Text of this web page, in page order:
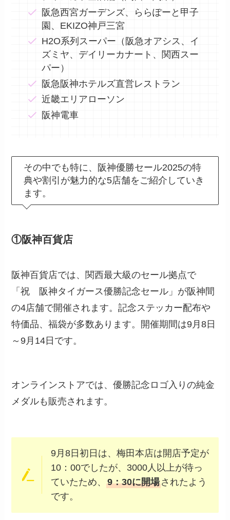
阪急西宮ガーデンズ、ららぽーと甲子
園、EKIZO神戸三宮
H2O系列スーパー（阪急オアシス、イ
ズミヤ、デイリーカナート、関西スー
パー）
阪急阪神ホテルズ直営レストラン
近畿エリアローソン
阪神電車
その中でも特に、阪神優勝セール2025の特
典や割引が魅力的な5店舗をご紹介していき
ます。
①阪神百貨店
阪神百貨店では、関西最大級のセール拠点で
「祝 阪神タイガース優勝記念セール」が阪神間
の4店舗で開催されます。記念ステッカー配布や
特価品、福袋が多数あります。開催期間は9月8日
～9月14日です。
オンラインストアでは、優勝記念ロゴ入りの純金
メダルも販売されます。
9月8日初日は、梅田本店は開店予定が
10：00でしたが、3000人以上が待っ
ていたため、 9：30に開場されたよう
です。